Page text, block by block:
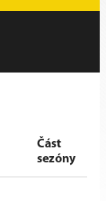
Část
sezóny